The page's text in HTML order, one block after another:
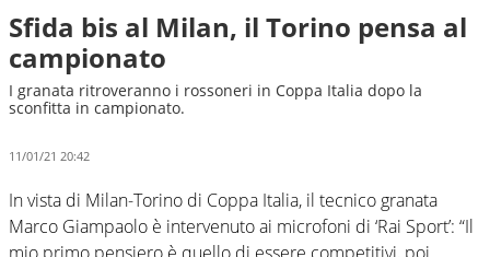
Sfida bis al Milan, il Torino pensa al
campionato
I granata ritroveranno i rossoneri in Coppa Italia dopo la
sconfitta in campionato.
11/01/21 20:42
In vista di Milan-Torino di Coppa Italia, il tecnico granata
Marco Giampaolo è intervenuto ai microfoni di ‘Rai Sport’: “Il